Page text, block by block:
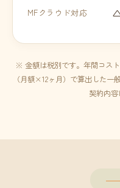
MFクラウド対応
※ 金額は税別です。年間コス
（月額×12ヶ月）で算出した
契約内容